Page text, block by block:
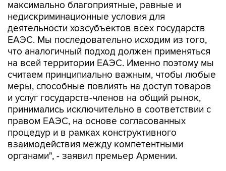
максимально благоприятные, равные и
недискриминационные условия для
деятельности хозсубъектов всех государств
ЕАЭС. Мы последовательно исходим из того,
что аналогичный подход должен применяться
на всей территории ЕАЭС. Именно поэтому мы
считаем принципиально важным, чтобы любые
меры, способные повлиять на доступ товаров
и услуг государств-членов на общий рынок,
принимались исключительно в соответствии с
правом ЕАЭС, на основе согласованных
процедур и в рамках конструктивного
взаимодействия между компетентными
органами", - заявил премьер Армении.